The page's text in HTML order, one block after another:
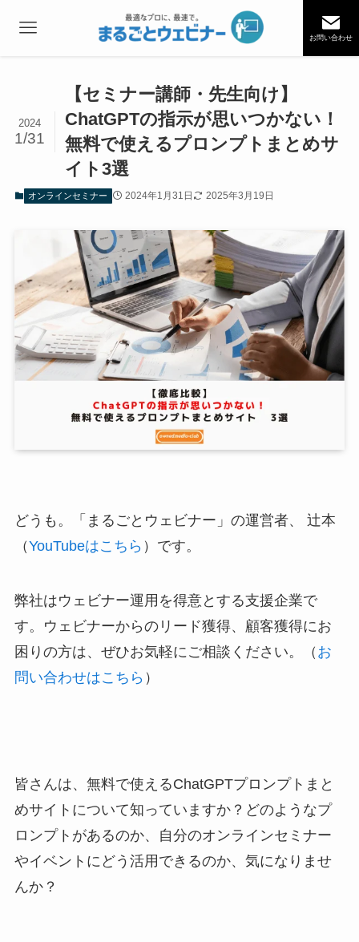
お問い合わせ
【セミナー講師・先生向け】
ChatGPTの指示が思いつかない！
無料で使えるプロンプトまとめサ
イト3選
2024
1/31
オンラインセミナー 2024年1月31日 2025年3月19日
どうも。「まるごとウェビナー」の運営者、 辻本
（YouTubeはこちら ）です。
弊社はウェビナー運用を得意とする支援企業で
す。ウェビナーからのリード獲得、顧客獲得にお
困りの方は、ぜひお気軽にご相談ください。（ お
問い合わせはこちら ）
皆さんは、無料で使えるChatGPTプロンプトまと
めサイトについて知っていますか？どのようなプ
ロンプトがあるのか、自分のオンラインセミナー
やイベントにどう活用できるのか、気になりませ
んか？